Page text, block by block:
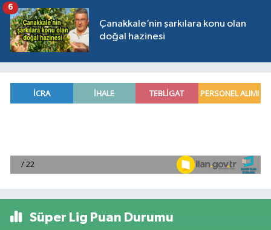
Çanakkale’nin şarkılara konu olan
doğal hazinesi
6
Süper Lig Puan Durumu